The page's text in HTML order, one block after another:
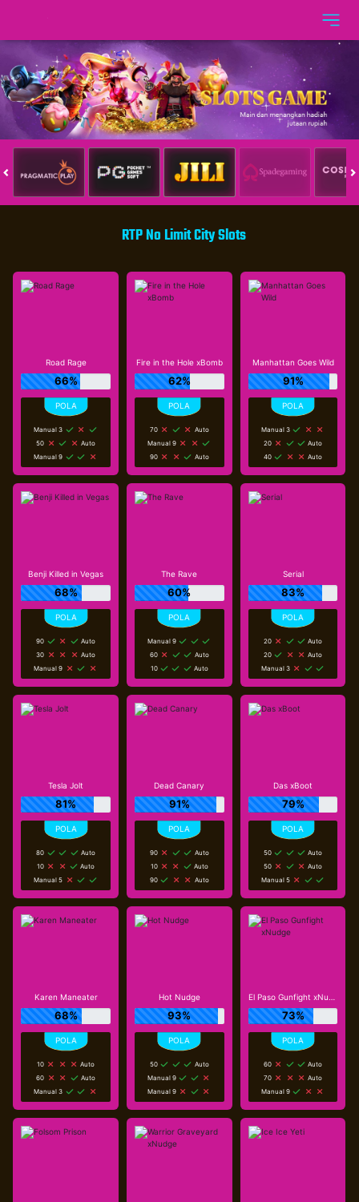
RTP No Limit City Slots
Road Rage
66%
Manual 3
50
Auto
Manual 9
Fire in the Hole xBomb
62%
70
Auto
Manual 9
90
Auto
Manhattan Goes Wild
91%
Manual 3
20
Auto
40
Auto
Benji Killed in Vegas
68%
90
Auto
30
Auto
Manual 9
The Rave
60%
Manual 9
60
Auto
10
Auto
Serial
83%
20
Auto
20
Auto
Manual 3
Tesla Jolt
81%
80
Auto
10
Auto
Manual 5
Dead Canary
91%
90
Auto
10
Auto
90
Auto
Das xBoot
79%
50
Auto
50
Auto
Manual 5
Karen Maneater
68%
10
Auto
60
Auto
Manual 3
Hot Nudge
93%
50
Auto
Manual 9
Manual 9
El Paso Gunfight xNudge
73%
60
Auto
70
Auto
Manual 9